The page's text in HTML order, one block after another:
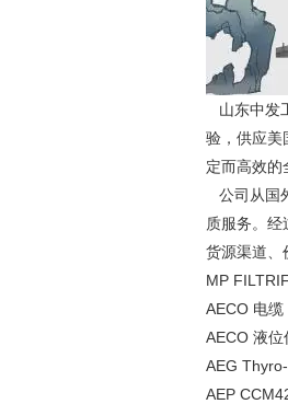
山东中发
验，供应美
定而高效的
公司从国
质服务。
货源渠道、
MP FILTRI
AECO 电
AECO 液
AEG
AEP